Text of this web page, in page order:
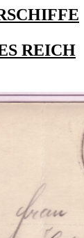
REICH